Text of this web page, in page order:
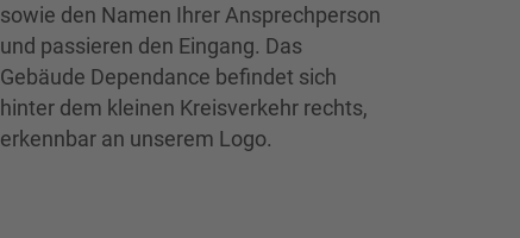
sowie den Namen Ihrer Ansprechperson
und passieren den Eingang. Das
Gebäude Dependance befindet sich
hinter dem kleinen Kreisverkehr rechts,
erkennbar an unserem Logo.